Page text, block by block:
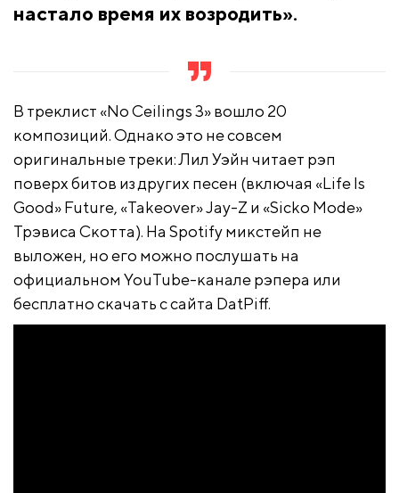
настало время их возродить».
В треклист «No Ceilings 3» вошло 20
композиций. Однако это не совсем
оригинальные треки: Лил Уэйн читает рэп
поверх битов из других песен (включая «Life Is
Good» Future, «Takeover» Jay-Z и «Sicko Mode»
Трэвиса Скотта). На Spotify микстейп не
выложен, но его можно послушать на
официальном YouTube-канале рэпера или
бесплатно скачать с сайта DatPiff.